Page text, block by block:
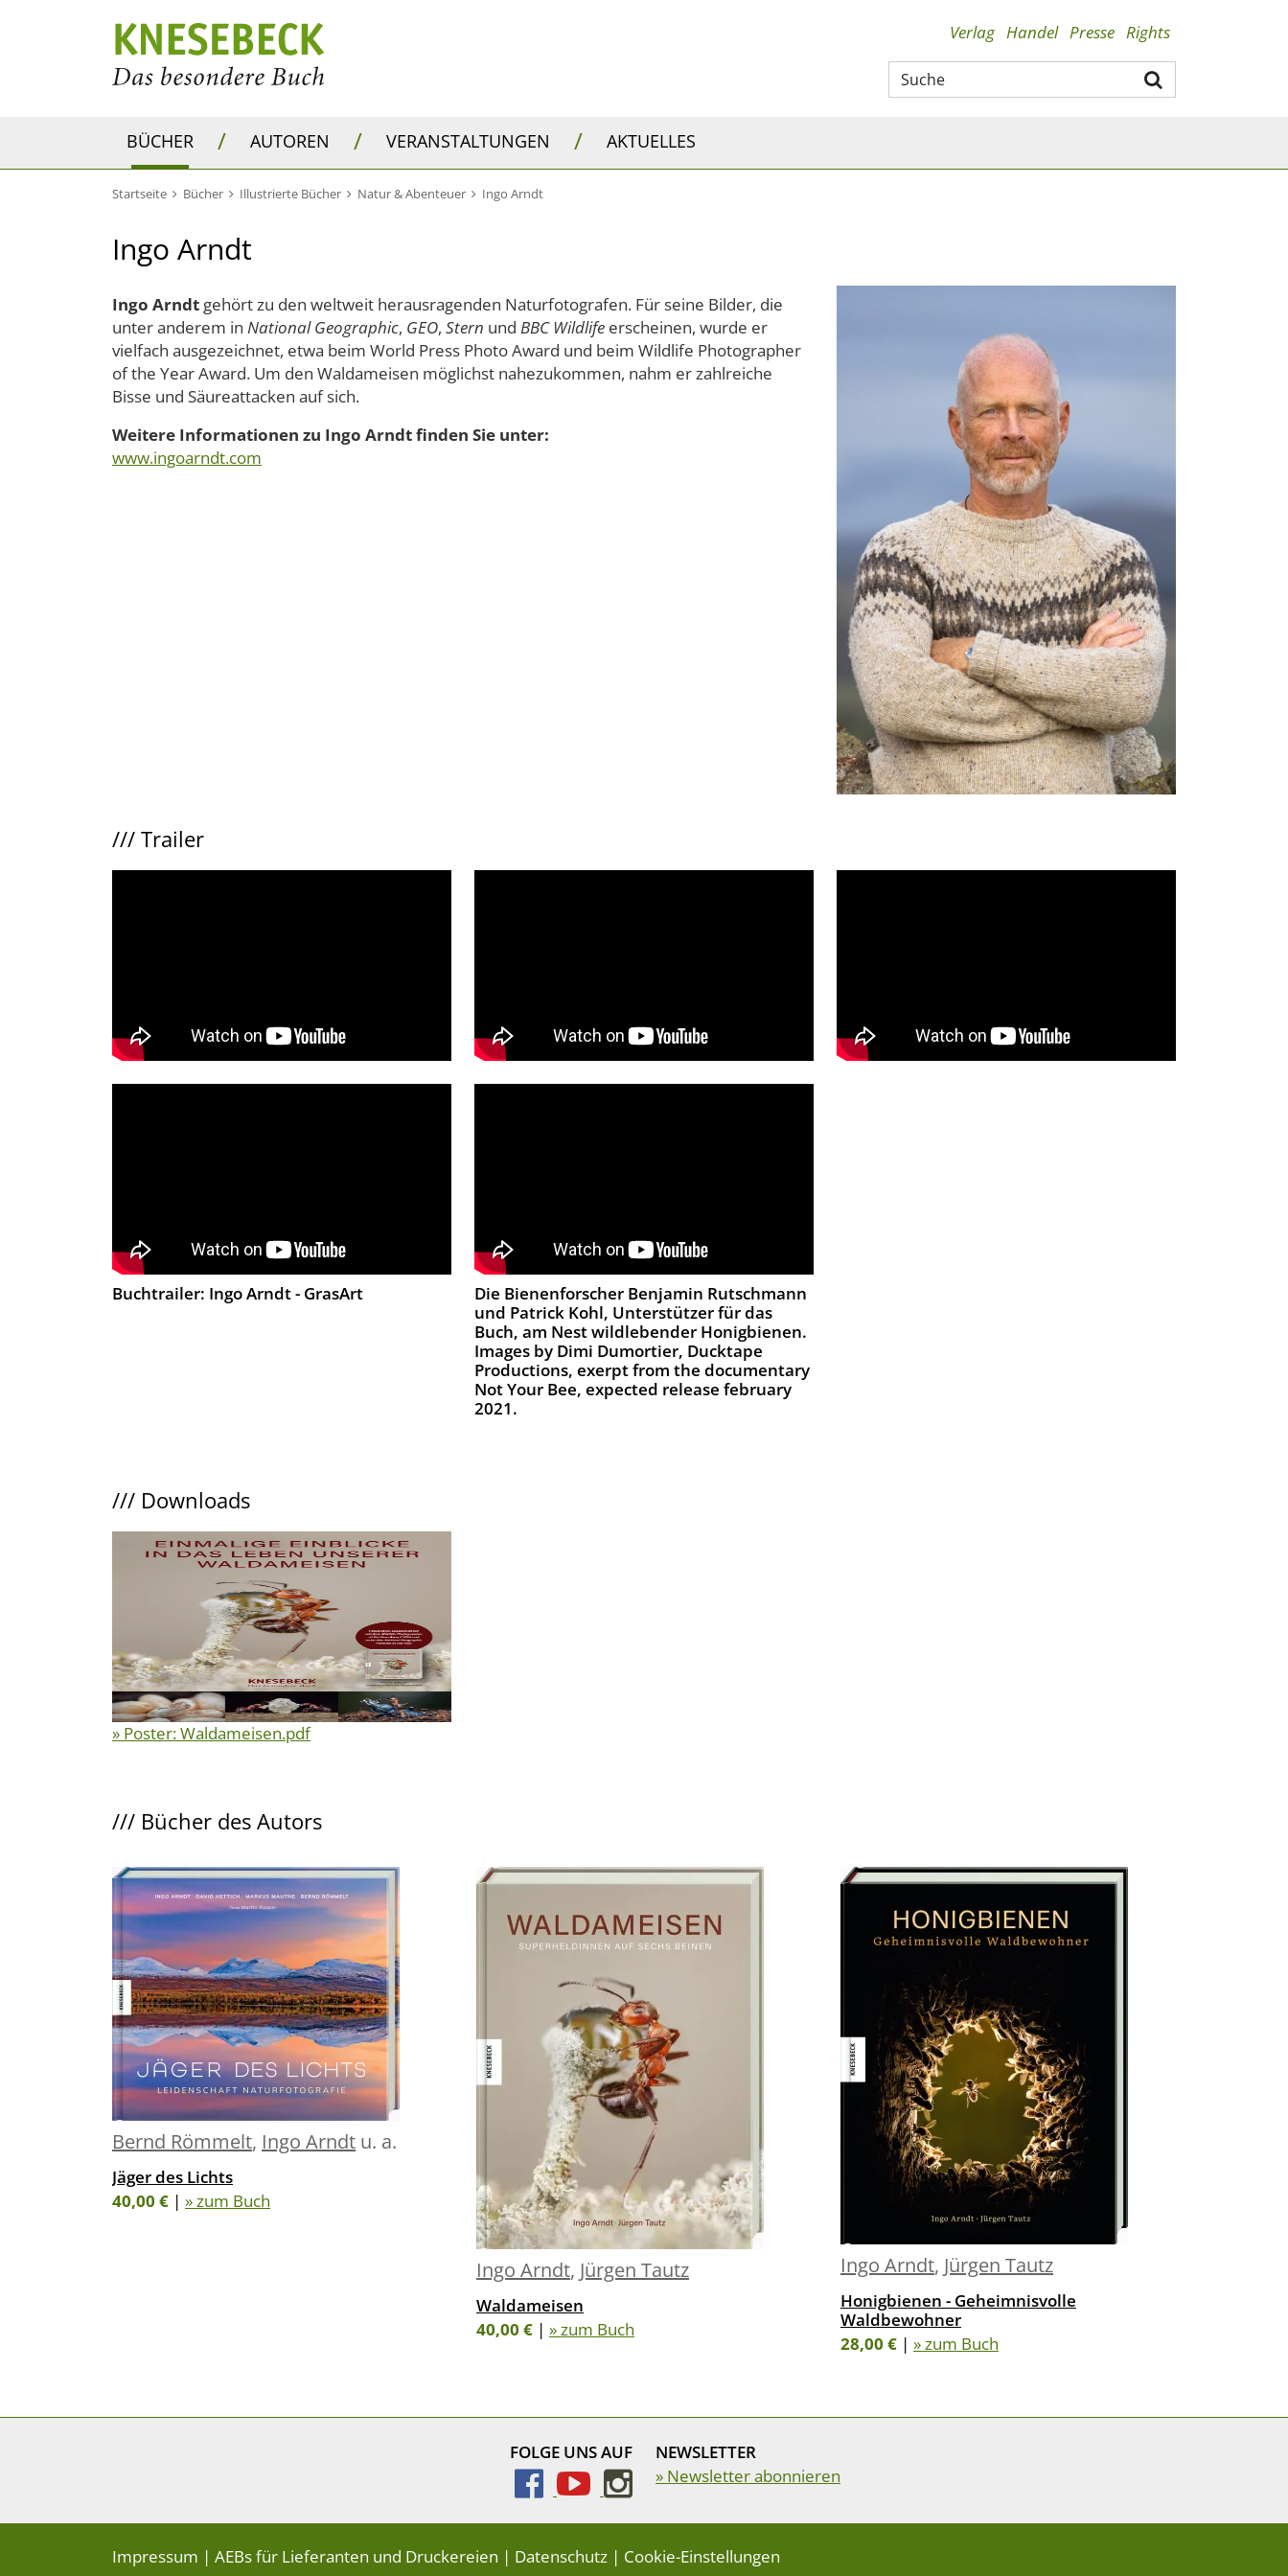
Verlag Handel Presse Rights
BÜCHER / AUTOREN / VERANSTALTUNGEN / AKTUELLES
Startseite Bücher Illustrierte Bücher Natur & Abenteuer Ingo Arndt
Ingo Arndt
Ingo Arndt gehört zu den weltweit herausragenden Naturfotografen. Für seine Bilder, die
unter anderem in National Geographic, GEO, Stern und BBC Wildlife erscheinen, wurde er
vielfach ausgezeichnet, etwa beim World Press Photo Award und beim Wildlife Photographer
of the Year Award. Um den Waldameisen möglichst nahezukommen, nahm er zahlreiche
Bisse und Säureattacken auf sich.
Weitere Informationen zu Ingo Arndt finden Sie unter:
www.ingoarndt.com
/// Trailer
Buchtrailer: Ingo Arndt - GrasArt
Die Bienenforscher Benjamin Rutschmann
und Patrick Kohl, Unterstützer für das
Buch, am Nest wildlebender Honigbienen.
Images by Dimi Dumortier, Ducktape
Productions, exerpt from the documentary
Not Your Bee, expected release february
2021.
/// Downloads
» Poster: Waldameisen.pdf
/// Bücher des Autors
Bernd Römmelt, Ingo Arndt u. a.
Jäger des Lichts
40,00 € | » zum Buch
Ingo Arndt, Jürgen Tautz
Waldameisen
40,00 € | » zum Buch
Ingo Arndt, Jürgen Tautz
Honigbienen - Geheimnisvolle
Waldbewohner
28,00 € | » zum Buch
FOLGE UNS AUF
NEWSLETTER
» Newsletter abonnieren
Impressum | AEBs für Lieferanten und Druckereien | Datenschutz | Cookie-Einstellungen